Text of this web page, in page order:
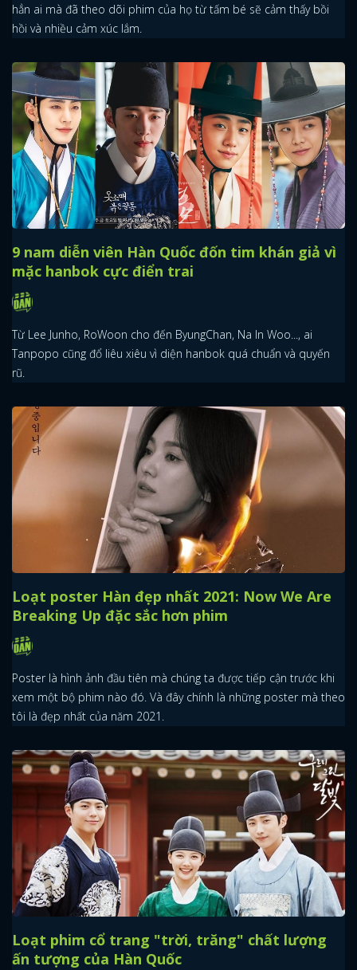
x
ĐĂNG NHẬP
FACEBOOK GOOGLE
hẳn ai mà đã theo dõi phim của họ từ tấm bé sẽ cảm thấy bồi
hồi và nhiều cảm xúc lắm.
9 nam diễn viên Hàn Quốc đốn tim khán giả vì
mặc hanbok cực điển trai
Từ Lee Junho, RoWoon cho đến ByungChan, Na In Woo..., ai
Tanpopo cũng đổ liêu xiêu vì diện hanbok quá chuẩn và quyến
rũ.
Loạt poster Hàn đẹp nhất 2021: Now We Are
Breaking Up đặc sắc hơn phim
Poster là hình ảnh đầu tiên mà chúng ta được tiếp cận trước khi
xem một bộ phim nào đó. Và đây chính là những poster mà theo
tôi là đẹp nhất của năm 2021.
Loạt phim cổ trang "trời, trăng" chất lượng
ấn tượng của Hàn Quốc